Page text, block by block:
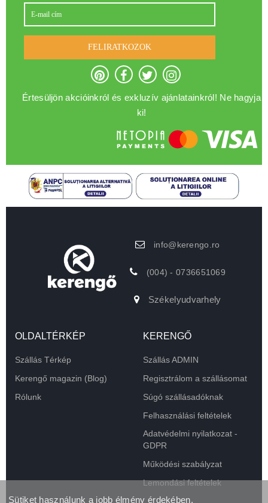
FELIRATKOZOK
Értesüljön akcióinkról és exkluzív ajánlatainkról! Ne hagyja
ki!
info@kerengo.ro
(004) - 0736651069
Székelyudvarhely
OLDALTÉRKÉP
Szállás Térkép
Kerengő magazin (Blog)
Rólunk
KERENGŐ
Szállás ADMIN
Regisztrálom a szállásomat
Súgó szállásadóknak
Felhasználási feltételek
Adatvédelmi nyilatkozat -
GDPR
Működési szabályzat
Lemondási feltételek
Sütiket használunk a jobb élmény érdekében.